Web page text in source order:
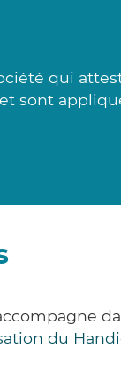
qui
sont
du